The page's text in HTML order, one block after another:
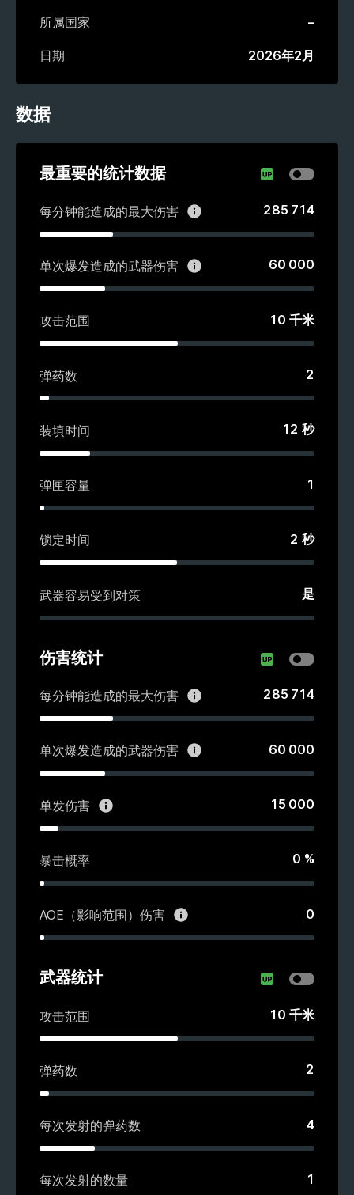
所属国家 –
日期 2026年2月
数据
最重要的统计数据
每分钟能造成的最大伤害 285 714
单次爆发造成的武器伤害 60 000
攻击范围 10 千米
弹药数 2
装填时间 12 秒
弹匣容量 1
锁定时间 2 秒
武器容易受到对策 是
伤害统计
每分钟能造成的最大伤害 285 714
单次爆发造成的武器伤害 60 000
单发伤害 15 000
暴击概率 0 %
AOE（影响范围）伤害 0
武器统计
攻击范围 10 千米
弹药数 2
每次发射的弹药数 4
每次发射的数量 1